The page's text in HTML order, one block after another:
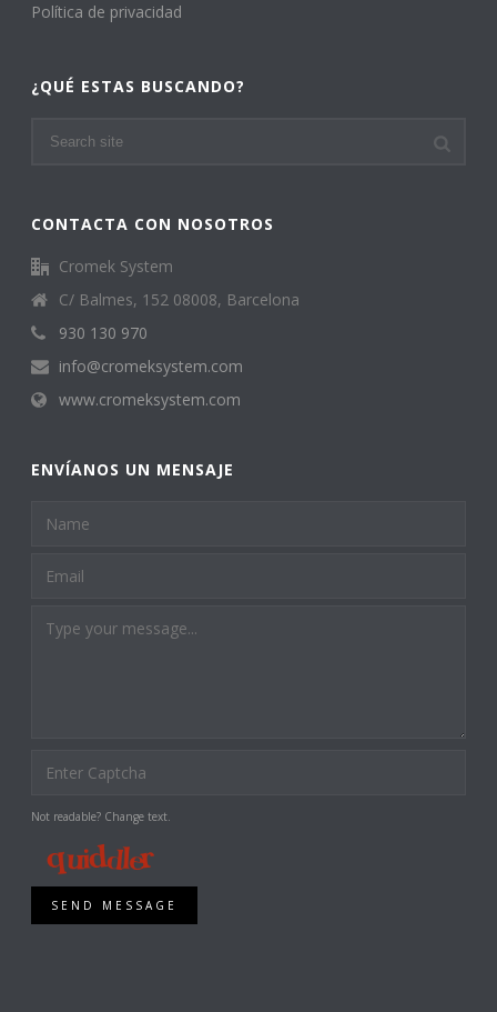
Política de privacidad
¿QUÉ ESTAS BUSCANDO?
CONTACTA CON NOSOTROS
Cromek System
C/ Balmes, 152 08008, Barcelona
930 130 970
info@cromeksystem.com
www.cromeksystem.com
ENVÍANOS UN MENSAJE
Not readable? Change text.
SEND MESSAGE